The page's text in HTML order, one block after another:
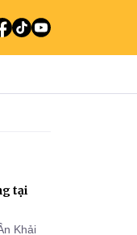
tại
Khải